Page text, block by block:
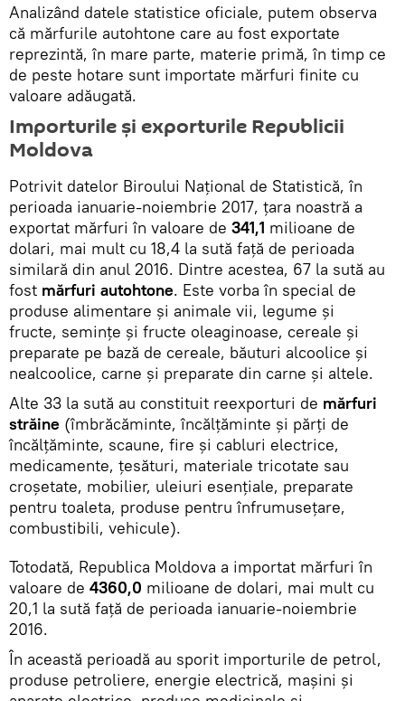
Analizând datele statistice oficiale, putem observa
că mărfurile autohtone care au fost exportate
reprezintă, în mare parte, materie primă, în timp ce
de peste hotare sunt importate mărfuri finite cu
valoare adăugată.
Importurile și exporturile Republicii
Moldova
Potrivit datelor Biroului Național de Statistică, în
perioada ianuarie-noiembrie 2017, țara noastră a
exportat mărfuri în valoare de 341,1 milioane de
dolari, mai mult cu 18,4 la sută față de perioada
similară din anul 2016. Dintre acestea, 67 la sută au
fost mărfuri autohtone. Este vorba în special de
produse alimentare și animale vii, legume și
fructe, semințe și fructe oleaginoase, cereale și
preparate pe bază de cereale, băuturi alcoolice și
nealcoolice, carne și preparate din carne și altele.
Alte 33 la sută au constituit reexporturi de mărfuri
străine (îmbrăcăminte, încălțăminte și părți de
încălțăminte, scaune, fire și cabluri electrice,
medicamente, țesături, materiale tricotate sau
croșetate, mobilier, uleiuri esențiale, preparate
pentru toaleta, produse pentru înfrumusețare,
combustibili, vehicule).
Totodată, Republica Moldova a importat mărfuri în
valoare de 4360,0 milioane de dolari, mai mult cu
20,1 la sută față de perioada ianuarie-noiembrie
2016.
În această perioadă au sporit importurile de petrol,
produse petroliere, energie electrică, mașini și